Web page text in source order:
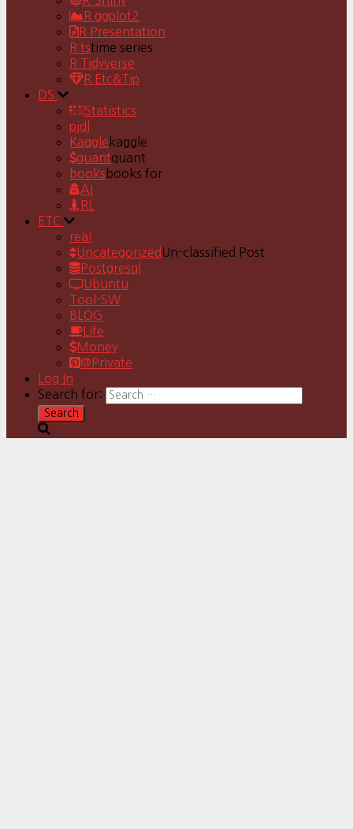
R ggplot2
R Presentation
R tstime series
R Tidyverse
R Etc&Tip
DS
Statistics
pjdl
Kaggle kaggle
quantquant
books books for
AI
RL
ETC
real
Uncategorized Un-classified Post
Postgresql
Ubuntu
Tool-SW
BLOG
Life
Money
@Private
Log In
Search for: